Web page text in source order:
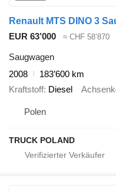
EUR 63’000 ≈ CHF 58’870
Saugwagen
2008
183’600 km
Kraftstoff Diesel
Polen
TRUCK POLAND